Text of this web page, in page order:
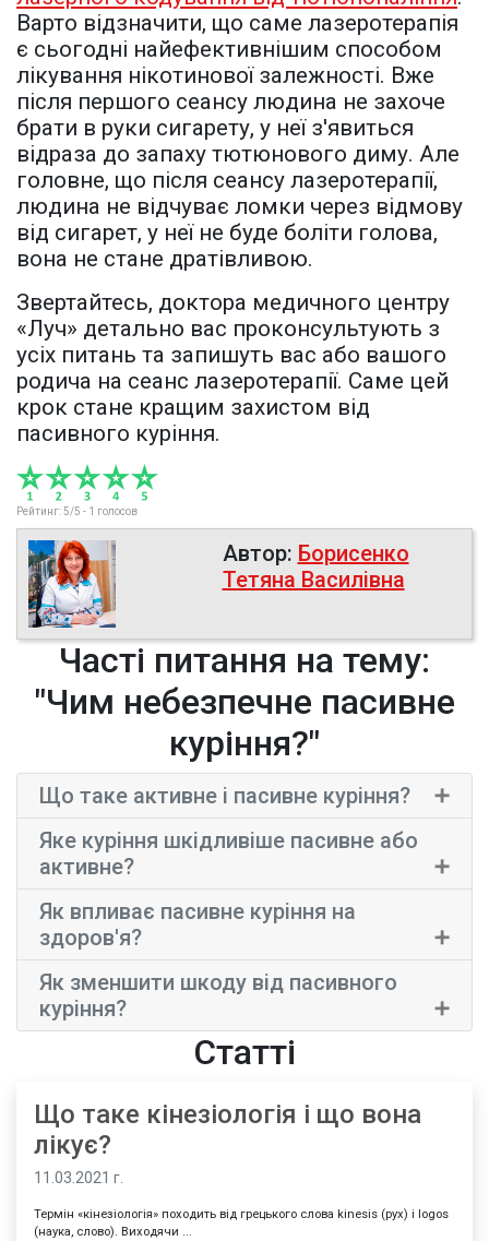
Варто відзначити, що саме лазеротерапія
є сьогодні найефективнішим способом
лікування нікотинової залежності. Вже
після першого сеансу людина не захоче
брати в руки сигарету, у неї з'явиться
відраза до запаху тютюнового диму. Але
головне, що після сеансу лазеротерапії,
людина не відчуває ломки через відмову
від сигарет, у неї не буде боліти голова,
вона не стане дратівливою.
Звертайтесь, доктора медичного центру
«Луч» детально вас проконсультують з
усіх питань та запишуть вас або вашого
родича на сеанс лазеротерапії. Саме цей
крок стане кращим захистом від
пасивного куріння.
Рейтинг:5/5 - 1 голосов
Автор: Борисенко
Тетяна Василівна
Часті питання на тему:
"Чим небезпечне пасивне
куріння?"
Що таке активне і пасивне куріння? ×
Яке куріння шкідливіше пасивне або
активне?
×
Як впливає пасивне куріння на
здоров'я?
×
Як зменшити шкоду від пасивного
куріння?
×
Статті
Що таке кінезіологія і що вона
лікує?
11.03.2021 г.
Термін «кінезіологія» походить від грецького слова kinesis (рух) і logos
(наука, слово). Виходячи ...